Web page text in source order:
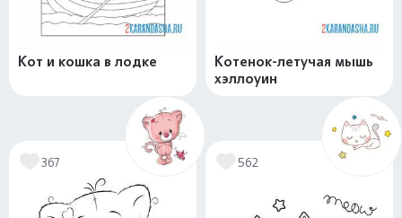
Кот и кошка в лодке
Котенок-летучая мышь
хэллоуин
367 562